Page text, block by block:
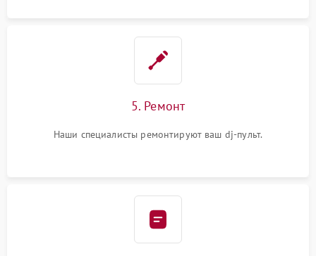
5. Ремонт
Наши специалисты ремонтируют ваш dj-пульт.